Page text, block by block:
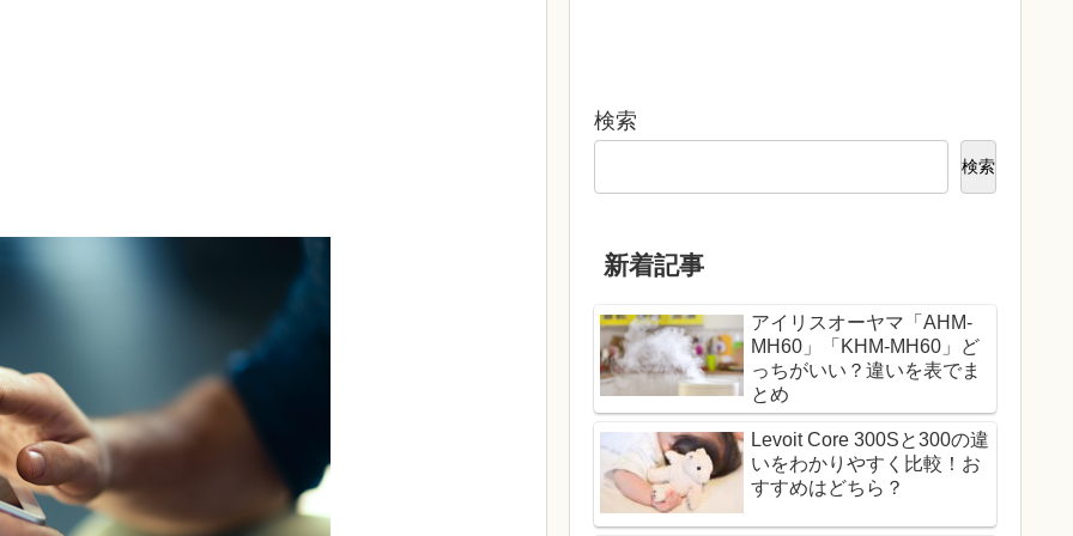
検索
検索
新着記事
アイリスオーヤマ「AHM-
MH60」「KHM-MH60」ど
っちがいい？違いを表でま
とめ
Levoit Core 300Sと300の違
いをわかりやすく比較！お
すすめはどちら？